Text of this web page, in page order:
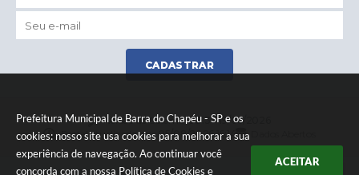
Prefeitura Municipal de Barra do Chapéu - SP e os
cookies: nosso site usa cookies para melhorar a sua
experiência de navegação. Ao continuar você
concorda com a nossa Política de Cookies e
ACEITAR
CADASTRAR
Versão do Sistema:3.5.3 - 19/06/2026
Portal atualizado em: 05/08/2026 16:14